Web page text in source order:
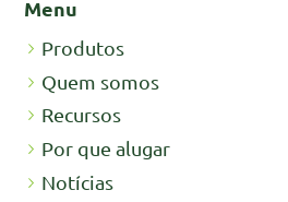
Menu
Produtos
Quem somos
Recursos
Por que alugar
Notícias